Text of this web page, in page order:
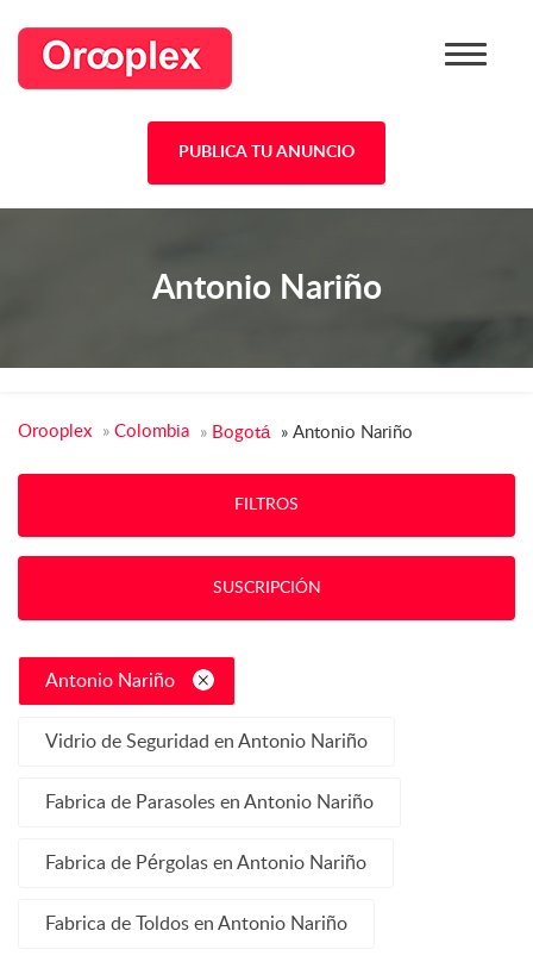
PUBLICA TU ANUNCIO
Antonio Nariño
Orooplex » Colombia » Bogotá » Antonio Nariño
FILTROS
SUSCRIPCIÓN
Antonio Nariño
Vidrio de Seguridad en Antonio Nariño
Fabrica de Parasoles en Antonio Nariño
Fabrica de Pérgolas en Antonio Nariño
Fabrica de Toldos en Antonio Nariño